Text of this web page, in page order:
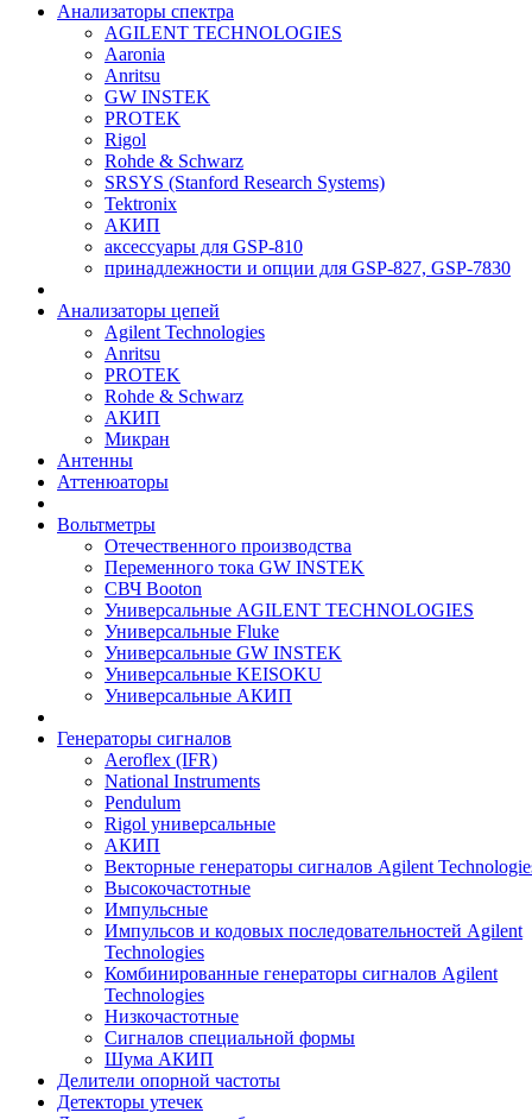
Анализаторы спектра
AGILENT TECHNOLOGIES
Aaronia
Anritsu
GW INSTEK
PROTEK
Rigol
Rohde & Schwarz
SRSYS (Stanford Research Systems)
Tektronix
АКИП
аксессуары для GSP-810
принадлежности и опции для GSP-827, GSP-7830
Анализаторы цепей
Agilent Technologies
Anritsu
PROTEK
Rohde & Schwarz
АКИП
Микран
Антенны
Аттенюаторы
Вольтметры
Отечественного производства
Переменного тока GW INSTEK
СВЧ Booton
Универсальные AGILENT TECHNOLOGIES
Универсальные Fluke
Универсальные GW INSTEK
Универсальные KEISOKU
Универсальные АКИП
Генераторы сигналов
Aeroflex (IFR)
National Instruments
Pendulum
Rigol универсальные
АКИП
Векторные генераторы сигналов Agilent
Высокочастотные
Импульсные
Импульсов и кодовых последовательностей Agilent
Technologies
Комбинированные генераторы сигналов Agilent
Technologies
Низкочастотные
Сигналов специальной формы
Шума АКИП
Делители опорной частоты
Детекторы утечек